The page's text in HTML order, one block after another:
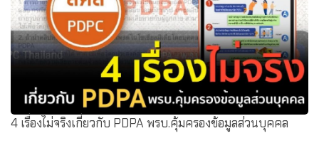
4 เรื่องไม่จริงเกี่ยวกับ PDPA พรบ.คุ้มครองข้อมูลส่วนบุคคล